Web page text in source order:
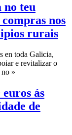
no teu
nos
rurais
en toda Galicia,
e revitalizar o
»
ás
de